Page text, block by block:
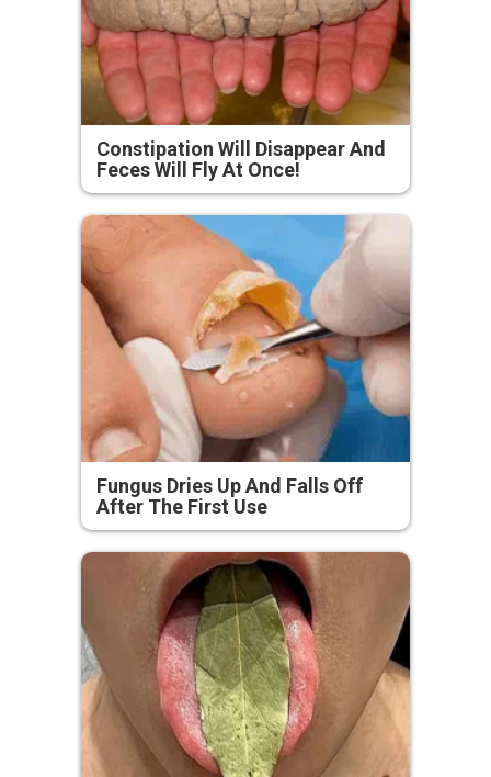
Constipation Will Disappear And
Feces Will Fly At Once!
Fungus Dries Up And Falls Off
After The First Use